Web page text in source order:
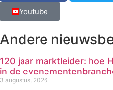
Youtube
Andere
120 jaar marktleider: hoe
in de
3 augustus, 2026